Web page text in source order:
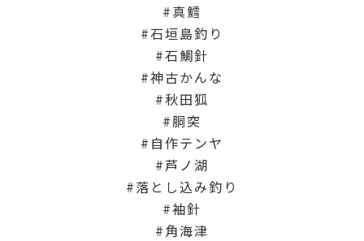
真鱈
石垣島釣り
石鯛針
神古かんな
秋田狐
胴突
自作テンヤ
芦ノ湖
落とし込み釣り
袖針
角海津